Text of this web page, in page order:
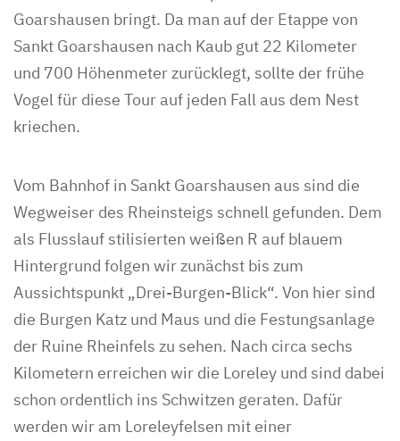
Goarshausen bringt. Da man auf der Etappe von
Sankt Goarshausen nach Kaub gut 22 Kilometer
und 700 Höhenmeter zurücklegt, sollte der frühe
Vogel für diese Tour auf jeden Fall aus dem Nest
kriechen.
Vom Bahnhof in Sankt Goarshausen aus sind die
Wegweiser des Rheinsteigs schnell gefunden. Dem
als Flusslauf stilisierten weißen R auf blauem
Hintergrund folgen wir zunächst bis zum
Aussichtspunkt „Drei-Burgen-Blick“. Von hier sind
die Burgen Katz und Maus und die Festungsanlage
der Ruine Rheinfels zu sehen. Nach circa sechs
Kilometern erreichen wir die Loreley und sind dabei
schon ordentlich ins Schwitzen geraten. Dafür
werden wir am Loreleyfelsen mit einer